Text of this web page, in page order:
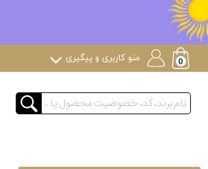
منو کاربری و پیگیری